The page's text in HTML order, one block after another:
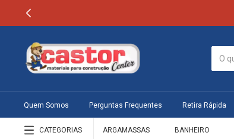
Quem Somos Perguntas Frequentes Retira Rápida
CATEGORIAS ARGAMASSAS BANHEIRO